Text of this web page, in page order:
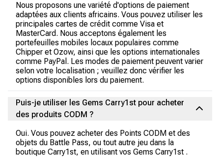
Nous proposons une variété d'options de paiement
adaptées aux clients africains. Vous pouvez utiliser les
principales cartes de crédit comme Visa et
MasterCard. Nous acceptons également les
portefeuilles mobiles locaux populaires comme
Chipper et Ozow, ainsi que les options internationales
comme PayPal. Les modes de paiement peuvent varier
selon votre localisation ; veuillez donc vérifier les
options disponibles lors du paiement.
Puis-je utiliser les Gems Carry1st pour acheter
des produits CODM ?
Oui. Vous pouvez acheter des Points CODM et des
objets du Battle Pass, ou tout autre jeu dans la
boutique Carry1st, en utilisant vos Gems Carry1st .